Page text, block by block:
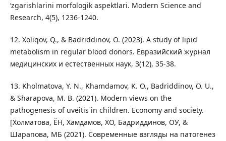
‘zgarishlarini morfologik aspektlari. Modern Science and
Research, 4(5), 1236-1240.
12. Xoliqov, Q., & Badriddinov, O. (2023). A study of lipid
metabolism in regular blood donors. Евразийский журнал
медицинских и естественных наук, 3(12), 35-38.
13. Kholmatova, Y. N., Khamdamov, K. O., Badriddinov, O. U.,
& Sharapova, M. B. (2021). Modern views on the
pathogenesis of uveitis in children. Economy and society.
[Холматова, ЁН, Хамдамов, ХО, Бадриддинов, ОУ, &
Шарапова, МБ (2021). Современные взгляды на патогенез